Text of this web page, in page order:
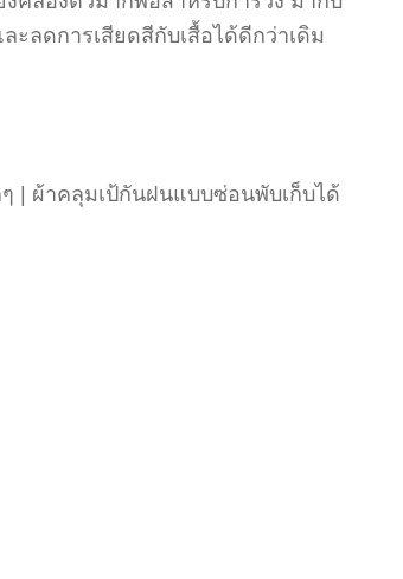
ลดการเสียดสีกับเสื้อได้ดีกว่าเดิม
| ผ้าคลุมเป้กันฝนแบบซ่อนพับเก็บได้